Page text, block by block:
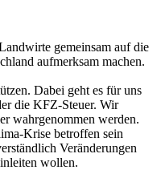
gemeinsam auf die
aufmerksam machen.
Dabei geht es für uns
die KFZ-Steuer. Wir
wahrgenommen werden.
Krise betroffen sein
Veränderungen
wollen.